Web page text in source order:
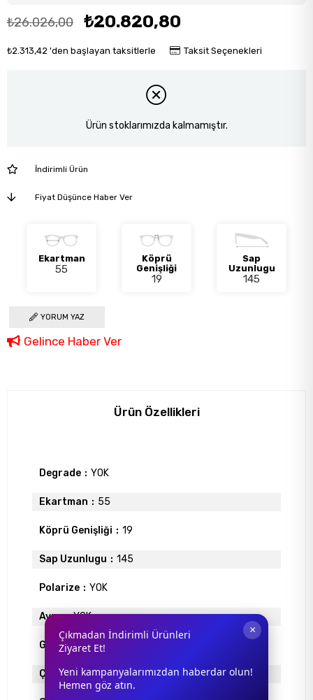
₺26.026,00 ₺20.820,80
₺2.313,42 'den başlayan taksitlerle Taksit Seçenekleri
Ürün stoklarımızda kalmamıştır.
İndirimli Ürün
Fiyat Düşünce Haber Ver
Ekartman
55
Köprü
Genişliği
19
Sap
Uzunlugu
145
YORUM YAZ
Gelince Haber Ver
Ürün Özellikleri
Degrade YOK
Ekartman 55
Köprü Genişliği 19
Sap Uzunlugu 145
Polarize YOK
Ayna YOK
Gövde Rengi
Çerçeve Materyali ASETAT
×
Çıkmadan İndirimli Ürünleri
Ziyaret Et!
Yeni kampanyalarımızdan haberdar olun!
Hemen göz atın.